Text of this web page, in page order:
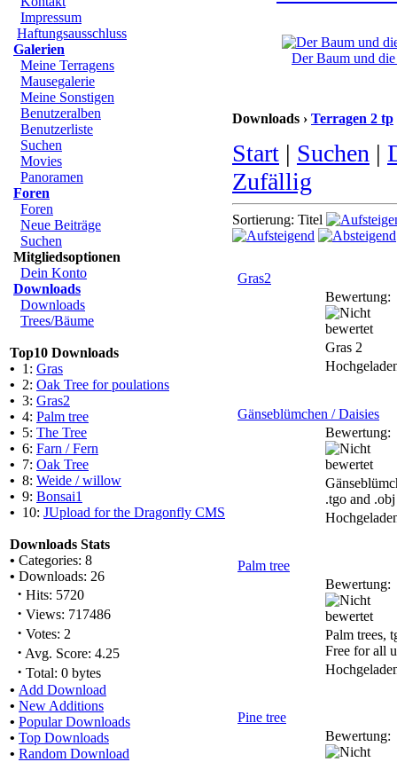
Impressum
Haftungsausschluss
Galerien
Meine Terragens
Mausegalerie
Meine Sonstigen
Benutzeralben
Benutzerliste
Suchen
Movies
Panoramen
Foren
Foren
Neue Beiträge
Suchen
Mitgliedsoptionen
Dein Konto
Downloads
Downloads
Trees/Bäume
Top10 Downloads
• 1: Gras
• 2: Oak Tree for poulations
• 3: Gras2
• 4: Palm tree
• 5: The Tree
• 6: Farn / Fern
• 7: Oak Tree
• 8: Weide / willow
• 9: Bonsai1
• 10: JUpload for the Dragonfly CMS
Downloads Stats
• Categories: 8
• Downloads: 26
· Hits: 5720
· Views: 717486
· Votes: 2
· Avg. Score: 4.25
· Total: 0 bytes
• Add Download
• New Additions
• Popular Downloads
• Top Downloads
• Random Download
Der Baum und
Downloads › Terragen 2 tp
Start | Suchen |
Zufällig
Sortierung: Titel
Gras2
Bewertung:
Gras 2
Gänseblümchen / Daisies
Bewertung:
.tgo and .obj
Palm tree
Bewertung:
Palm trees,
Free for all
Pine tree
Bewertung: